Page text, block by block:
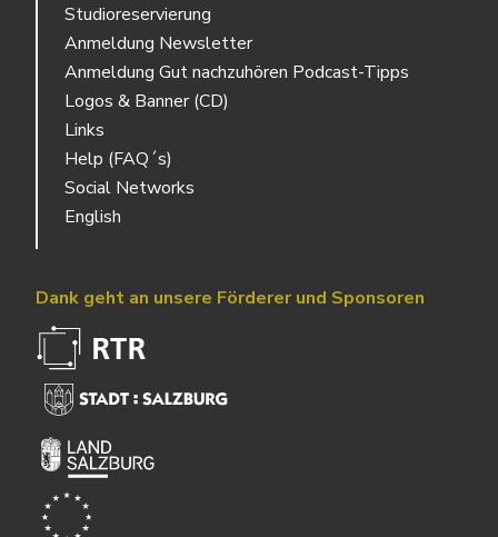
Studioreservierung
Anmeldung Newsletter
Anmeldung Gut nachzuhören Podcast-Tipps
Logos & Banner (CD)
Links
Help (FAQ´s)
Social Networks
English
Dank geht an unsere Förderer und Sponsoren